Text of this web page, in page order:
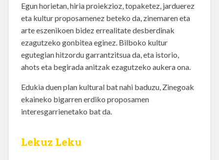
Egun horietan, hiria proiekzioz, topaketez, jarduerez
eta kultur proposamenez beteko da, zinemaren eta
arte eszenikoen bidez errealitate desberdinak
ezagutzeko gonbitea eginez. Bilboko kultur
egutegian hitzordu garrantzitsua da, eta istorio,
ahots eta begirada anitzak ezagutzeko aukera ona.
Edukia duen plan kultural bat nahi baduzu, Zinegoak
ekaineko bigarren erdiko proposamen
interesgarrienetako bat da.
Lekuz Leku